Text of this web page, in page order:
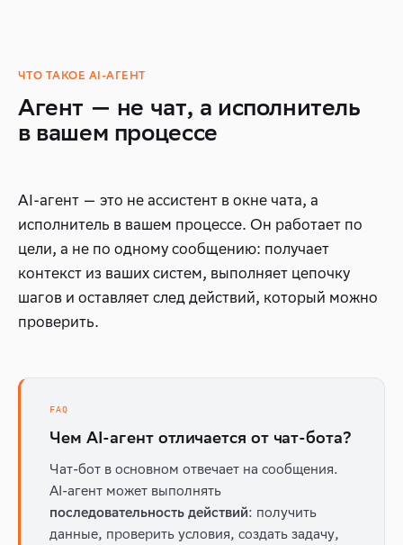
payments
ЧТО ТАКОЕ AI-АГЕНТ
Агент — не чат, а исполнитель
в вашем процессе
AI-агент — это не ассистент в окне чата, а
исполнитель в вашем процессе. Он работает по
цели, а не по одному сообщению: получает
контекст из ваших систем, выполняет цепочку
шагов и оставляет след действий, который можно
проверить.
FAQ
Чем AI-агент отличается от чат-бота?
Чат-бот в основном отвечает на сообщения.
AI-агент может выполнять
последовательность действий: получить
данные, проверить условия, создать задачу,